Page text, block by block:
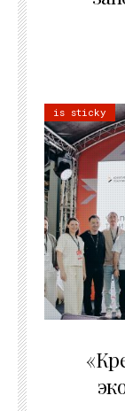
is sticky